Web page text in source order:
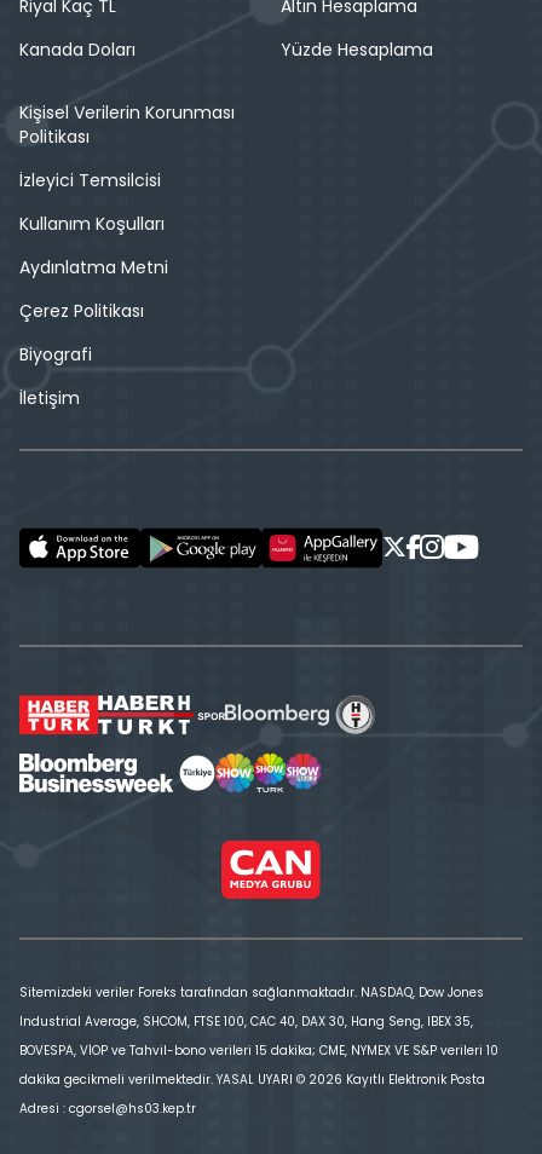
Riyal Kaç TL
Kanada Doları
Altın Hesaplama
Yüzde Hesaplama
Kişisel Verilerin Korunması
Politikası
İzleyici Temsilcisi
Kullanım Koşulları
Aydınlatma Metni
Çerez Politikası
Biyografi
İletişim
Sitemizdeki veriler Foreks tarafından sağlanmaktadır. NASDAQ, Dow Jones
Industrial Average, SHCOM, FTSE 100, CAC 40, DAX 30, Hang Seng, IBEX 35,
BOVESPA, VİOP ve Tahvil-bono verileri 15 dakika; CME, NYMEX VE S&P verileri 10
dakika gecikmeli verilmektedir. YASAL UYARI © 2026 Kayıtlı Elektronik Posta
Adresi : cgorsel@hs03.kep.tr